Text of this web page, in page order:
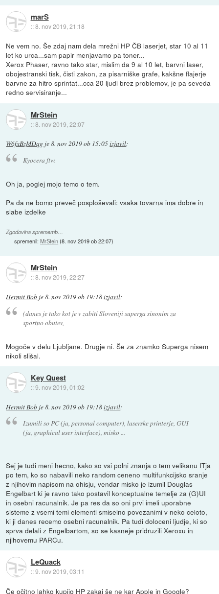
marS
::8. nov 2019, 21:18
Ne vem no. Še zdaj nam dela mrežni HP ČB laserjet, star 10 al 11
let ko urca...sam papir menjavamo pa toner...
Xerox Phaser, ravno tako star, mislim da 9 al 10 let, barvni laser,
obojestranski tisk, čisti zakon, za pisarniške grafe, kakšne flajerje
barvne za hitro sprintat...cca 20 ljudi brez problemov, je pa seveda
redno servisiranje...
MrStein
::8. nov 2019, 22:07
W6fxBzMDqg je8. nov 2019 ob 15:05izjavil:
Kyocera ftw.
Oh ja, poglej mojo temo o tem.
Pa da ne bomo preveč posploševali: vsaka tovarna ima dobre in
slabe izdelke
Zgodovina sprememb…
spremenil:MrStein(8. nov 2019 ob 22:07)
MrStein
::8. nov 2019, 22:27
Hermit Bob je8. nov 2019 ob 19:18izjavil:
(danes je tako kot je v zabiti Sloveniji superga sinonim za
sportno obutev,
Mogoče v delu Ljubljane. Drugje ni. Še za znamko Superga nisem
nikoli slišal.
Key Quest
::9. nov 2019, 01:02
Hermit Bob je8. nov 2019 ob 19:18izjavil:
Izumili so PC (ja, personal computer), laserske printerje, GUI
(ja, graphical user interface), misko ...
Sej je tudi meni hecno, kako so vsi polni znanja o tem velikanu ITja
po tem, ko so nabavili neko random ceneno multifunkcijsko sranje
z njihovim napisom na ohisju, vendar misko je izumil Douglas
Engelbart ki je ravno tako postavil konceptualne temelje za (G)UI
in osebni racunalnik. Je pa res da so oni prvi imeli uporabne
sisteme z vsemi temi elementi smiselno povezanimi v neko celoto,
ki ji danes recemo osebni racunalnik. Pa tudi doloceni ljudje, ki so
sprva delali z Engelbartom, so se kasneje pridruzili Xeroxu in
njihovemu PARCu.
LeQuack
::9. nov 2019, 03:11
Če očitno lahko kupijo HP zakaj še ne kar Apple in Google?